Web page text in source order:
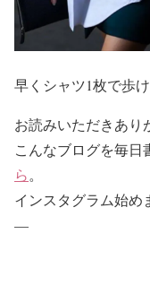
早くシャツ1枚で歩
お読みいただきあり
こんなブログを毎日
ら。
インスタグラム始め
—